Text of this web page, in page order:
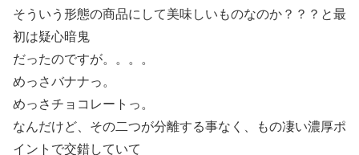
そういう形態の商品にして美味しいものなのか？？？と最
初は疑心暗鬼
だったのですが。。。。
めっさバナナっ。
めっさチョコレートっ。
なんだけど、その二つが分離する事なく、もの凄い濃厚ポ
イントで交錯していて